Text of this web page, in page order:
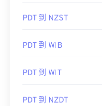
PDT 到 NZST
PDT 到 WIB
PDT 到 WIT
PDT 到 NZDT